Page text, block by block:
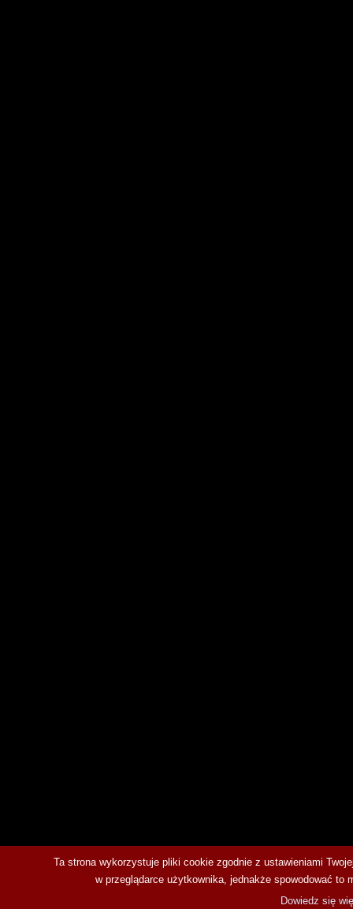
Ta strona wykorzystuje pliki cookie zgodnie z ustawieniami
w przeglądarce użytkownika, jednakże spowodować
Dowiedz się